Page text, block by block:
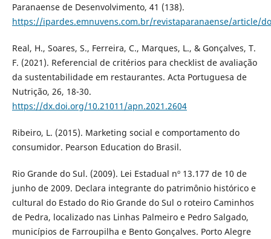
Paranaense de Desenvolvimento, 41 (138).
https://ipardes.emnuvens.com.br/revistaparanaense/article/
Real, H., Soares, S., Ferreira, C., Marques, L., & Gonçalves, T.
F. (2021). Referencial de critérios para checklist de avaliação
da sustentabilidade em restaurantes. Acta Portuguesa de
Nutrição, 26, 18-30.
https://dx.doi.org/10.21011/apn.2021.2604
Ribeiro, L. (2015). Marketing social e comportamento do
consumidor. Pearson Education do Brasil.
Rio Grande do Sul. (2009). Lei Estadual nº 13.177 de 10 de
junho de 2009. Declara integrante do patrimônio histórico e
cultural do Estado do Rio Grande do Sul o roteiro Caminhos
de Pedra, localizado nas Linhas Palmeiro e Pedro Salgado,
municípios de Farroupilha e Bento Gonçalves. Porto Alegre